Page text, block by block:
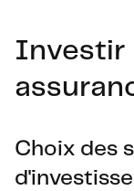
Investir
Choix des